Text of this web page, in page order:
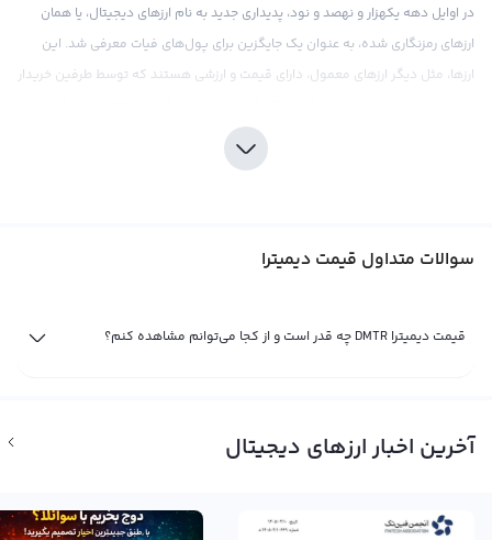
در اوایل دهه یکهزار و نهصد و نود، پدیداری جدید به نام ارزهای دیجیتال، یا همان
ارزهای رمزنگاری شده، به عنوان یک جایگزین برای پول‌های فیات معرفی شد. این
ارزها، مثل دیگر ارزهای معمول، دارای قیمت و ارزشی هستند که توسط طرفین خریدار
که به عنوان ارزی با قابلیت تجارت جهانی، به نام Dimitra شناخته می‌شود.
تقاضا و عرضه در صرافی‌های ارز دیجیتال دارد. در نتیجه، در زمان افزایش تقاضا، قیمت
قیمت لحظه ای دیمیترا
دیجیتال جدید با عنوان انگلیسی Dimitra شناخته می‌شود و به تازگی وارد بازار ارزهای
ای دیمیترا نیز در حال تغییر است.
سوالات متداول قیمت دیمیترا
قیمت دیمیترا DMTR چه قدر است و از کجا می‌توانم مشاهده کنم؟
آخرین اخبار ارزهای دیجیتال